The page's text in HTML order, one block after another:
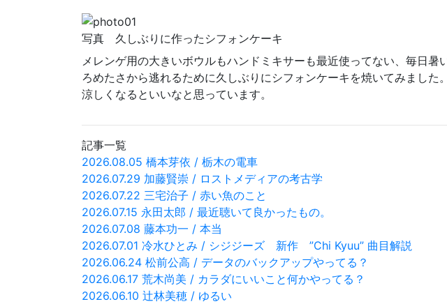
写真 久しぶりに作ったシフォンケーキ
メレンゲ用の大きいボウルもハンドミキサーも最近使ってない、毎日
ろめたさから逃れるために久しぶりにシフォンケーキを焼いてみまし
涼しくなるといいなと思っています。
記事一覧
2026.08.05 橋本芽依 / 栃木の電車
2026.07.29 加藤賢崇 / ロストメディアの考古学
2026.07.22 三宅治子 / 赤い魚のこと
2026.07.15 永田太郎 / 最近聴いて良かったもの。
2026.07.08 藤本功一 / 本当
2026.07.01 冷水ひとみ / シジジーズ 新作 ”Chi Kyuu” 曲目解説
2026.06.24 松前公高 / データのバックアップやってる？
2026.06.17 荒木尚美 / カラダにいいこと何かやってる？
2026.06.10 辻林美穂 / ゆるい